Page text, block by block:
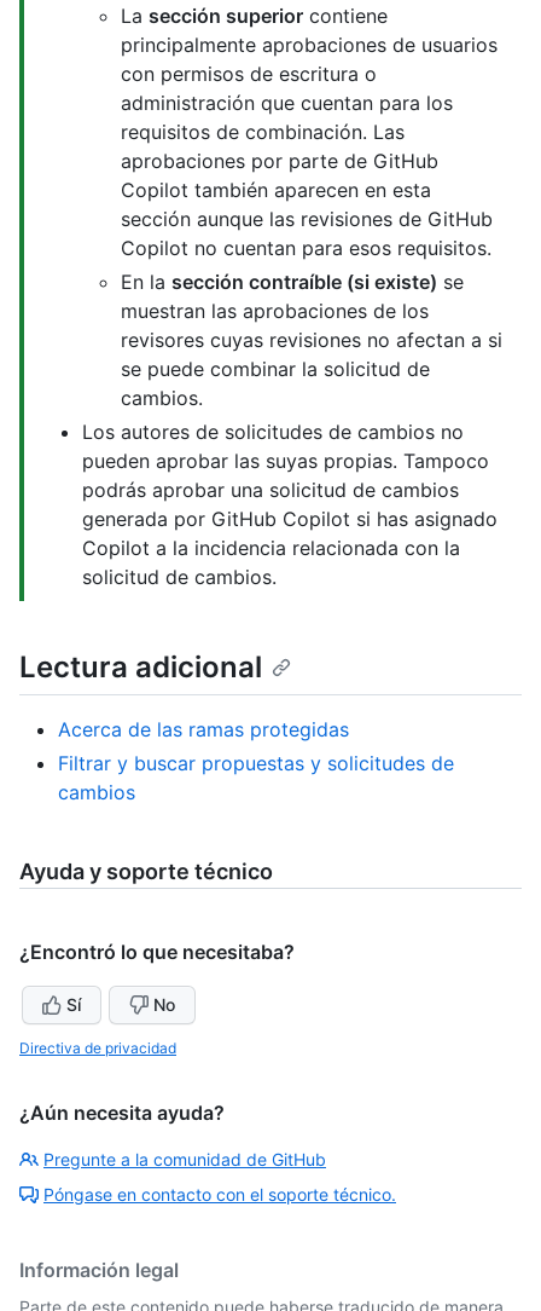
La sección superior contiene
principalmente aprobaciones de usuarios
con permisos de escritura o
administración que cuentan para los
requisitos de combinación. Las
aprobaciones por parte de GitHub
Copilot también aparecen en esta
sección aunque las revisiones de GitHub
Copilot no cuentan para esos requisitos.
En la sección contraíble (si existe) se
muestran las aprobaciones de los
revisores cuyas revisiones no afectan a si
se puede combinar la solicitud de
cambios.
Los autores de solicitudes de cambios no
pueden aprobar las suyas propias. Tampoco
podrás aprobar una solicitud de cambios
generada por GitHub Copilot si has asignado
Copilot a la incidencia relacionada con la
solicitud de cambios.
Lectura adicional
Acerca de las ramas protegidas
Filtrar y buscar propuestas y solicitudes de
cambios
Ayuda y soporte técnico
¿Encontró lo que necesitaba?
Sí No
Directiva de privacidad
¿Aún necesita ayuda?
Pregunte a la comunidad de GitHub
Póngase en contacto con el soporte técnico.
Información legal
Parte de este contenido puede haberse traducido de manera